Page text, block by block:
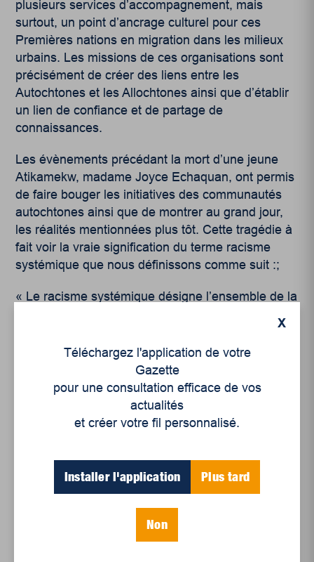
plusieurs services d’accompagnement, mais
surtout, un point d’ancrage culturel pour ces
Premières nations en migration dans les milieux
urbains. Les missions de ces organisations sont
précisément de créer des liens entre les
Autochtones et les Allochtones ainsi que d’établir
un lien de confiance et de partage de
connaissances.
Les évènements précédant la mort d’une jeune
Atikamekw, madame Joyce Echaquan, ont permis
de faire bouger les initiatives des communautés
autochtones ainsi que de montrer au grand jour,
les réalités mentionnées plus tôt. Cette tragédie à
fait voir la vraie signification du terme racisme
systémique que nous définissons comme suit :;
« Le racisme systémique désigne l’ensemble de la
d’inégalités qui privilégie et opprime différents
groupes dans la société selon l’identité raciale qui
leur est attribuée. Ces inégalités confèrent des
privilèges aux personnes blanches et portent
atteinte aux droits des personnes racisées et
Quelques changements opèrent à l’heure actuelle
dans de nombreuses institutions de la santé et
qu’il y a une sensibilisation de la culture
autochtone auprès des prestataires de services.
Mais il demeure important pour les Premières
X
Téléchargez l'application de votre
Gazette
pour une consultation efficace de vos
actualités
et créer votre fil personnalisé.
Installer l'application Plus tard
Non